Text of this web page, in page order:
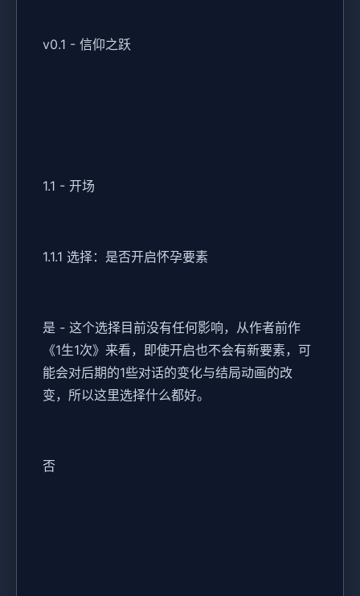
v0.1 - 信仰之跃
1.1 - 开场
1.1.1 选择：是否开启怀孕要素
是 - 这个选择目前没有任何影响，从作者前作
《1生1次》来看，即使开启也不会有新要素，可
能会对后期的1些对话的变化与结局动画的改
变，所以这里选择什么都好。
否